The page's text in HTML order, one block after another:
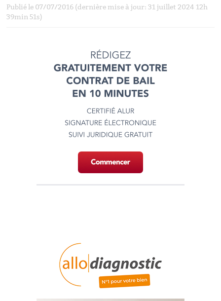
Publié le 07/07/2016 (dernière mise à jour: 31 juillet 2024 12h
39min 51s)